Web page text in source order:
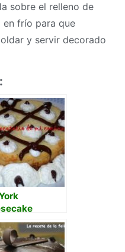
sobre el relleno de
en frío para que
y servir decorado